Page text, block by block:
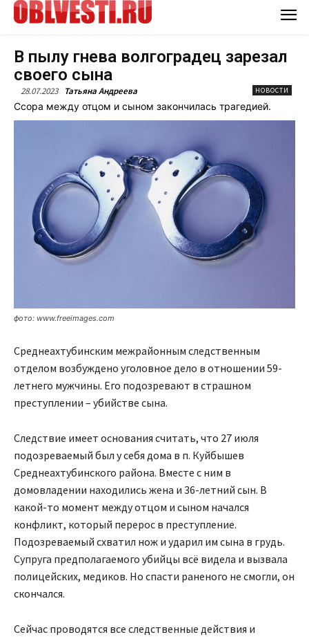
В пылу гнева волгоградец зарезал
своего сына
28.07.2023 Татьяна Андреева НОВОСТИ
Ссора между отцом и сыном закончилась трагедией.
фото: www.freeimages.com
Среднеахтубинским межрайонным следственным
отделом возбуждено уголовное дело в отношении 59-
летнего мужчины. Его подозревают в страшном
преступлении – убийстве сына.
Следствие имеет основания считать, что 27 июля
подозреваемый был у себя дома в п. Куйбышев
Среднеахтубинского района. Вместе с ним в
домовладении находились жена и 36-летний сын. В
какой-то момент между отцом и сыном начался
конфликт, который перерос в преступление.
Подозреваемый схватил нож и ударил им сына в грудь.
Супруга предполагаемого убийцы всё видела и вызвала
полицейских, медиков. Но спасти раненого не смогли, он
скончался.
Сейчас проводятся все следственные действия и